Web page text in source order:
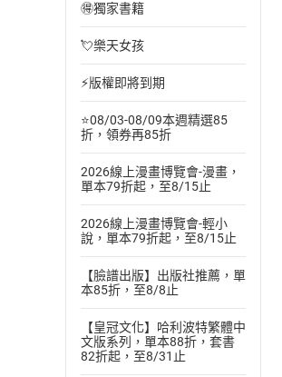
🉐獨家書籍
💘樂天女孩
⚡版權即將到期
⭐08/03-08/09本週精選85
折，領券再85折
2026線上漫畫博覽會-漫畫，
單本79折起，至8/15止
2026線上漫畫博覽會-輕小
說，單本79折起，至8/15止
【臉譜出版】出版社推薦，單
本85折，至8/8止
【皇冠文化】哈利波特繁體中
文版系列，單本88折，套書
82折起，至8/31止